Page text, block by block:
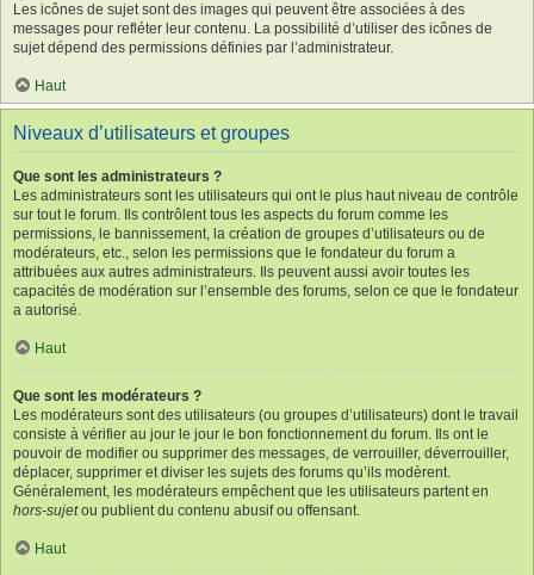
Les icônes de sujet sont des images qui peuvent être associées à des
messages pour refléter leur contenu. La possibilité d’utiliser des icônes de
sujet dépend des permissions définies par l’administrateur.
Haut
Niveaux d’utilisateurs et groupes
Que sont les administrateurs ?
Les administrateurs sont les utilisateurs qui ont le plus haut niveau de contrôle
sur tout le forum. Ils contrôlent tous les aspects du forum comme les
permissions, le bannissement, la création de groupes d’utilisateurs ou de
modérateurs, etc., selon les permissions que le fondateur du forum a
attribuées aux autres administrateurs. Ils peuvent aussi avoir toutes les
capacités de modération sur l’ensemble des forums, selon ce que le fondateur
a autorisé.
Haut
Que sont les modérateurs ?
Les modérateurs sont des utilisateurs (ou groupes d’utilisateurs) dont le travail
consiste à vérifier au jour le jour le bon fonctionnement du forum. Ils ont le
pouvoir de modifier ou supprimer des messages, de verrouiller, déverrouiller,
déplacer, supprimer et diviser les sujets des forums qu’ils modèrent.
Généralement, les modérateurs empêchent que les utilisateurs partent en
hors-sujetou publient du contenu abusif ou offensant.
Haut